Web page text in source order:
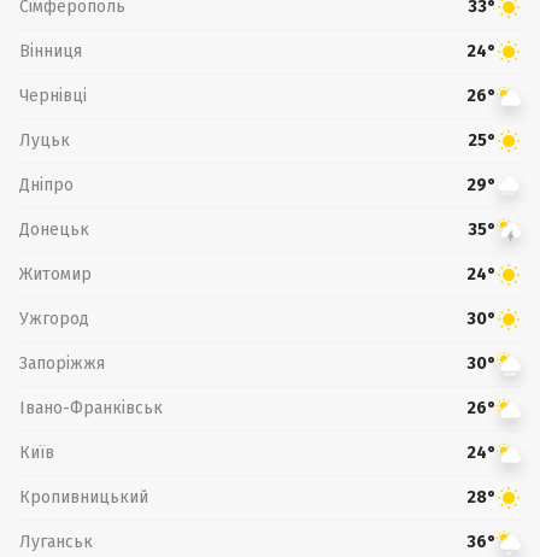
Сімферополь 33°
Вінниця 24°
Чернівці 26°
Луцьк 25°
Дніпро 29°
Донецьк 35°
Житомир 24°
Ужгород 30°
Запоріжжя 30°
Івано-Франківськ 26°
Київ 24°
Кропивницький 28°
Луганськ 36°